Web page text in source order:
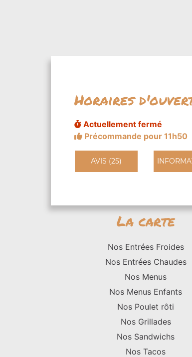
Horaires
Actuellement fermé
Précommande pour 11h50
AVIS (25)
La carte
Nos Entrées Froides
Nos Entrées Chaudes
Nos Menus
Nos Menus Enfants
Nos Poulet rôti
Nos Grillades
Nos Sandwichs
Nos Tacos